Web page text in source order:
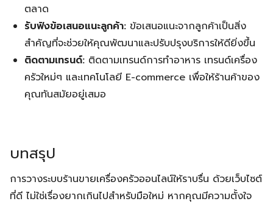
ตลาด
รับฟังข้อเสนอแนะลูกค้า: ข้อเสนอแนะจากลูกค้าเป็นสิ่ง
สำคัญที่จะช่วยให้คุณพัฒนาและปรับปรุงบริการให้ดียิ่งขึ้น
ติดตามเทรนด์: ติดตามเทรนด์การทำอาหาร เทรนด์เครื่อง
ครัวใหม่ๆ และเทคโนโลยี E-commerce เพื่อให้ร้านค้าของ
คุณทันสมัยอยู่เสมอ
บทสรุป
การวางระบบร้านขายเครื่องครัวออนไลน์ให้ราบรื่น ด้วยเว็บไซต์
ที่ดี ไม่ใช่เรื่องยากเกินไปสำหรับมือใหม่ หากคุณมีความตั้งใจ